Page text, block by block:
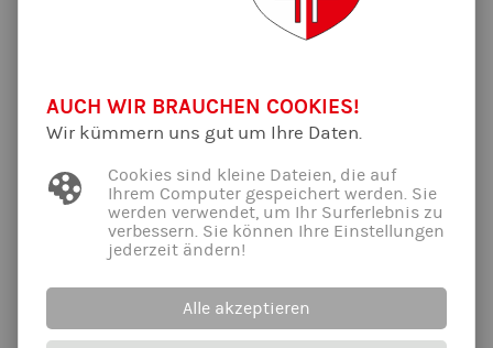
Fortgeschrittene
Paul-Gerhard-Schule
Die Fortgeschrittenen ab 18:30 Uhr sollten bitte möglichst
rechtzeitig da sein, damit schnell klar ist, ob Geräte abgebaut
werden sollen...
Wer Interesse hat mitzuspringen soll einfach mal mittwochs
Wir sind trotzdem weiterhin auf der Suche nach Trainern, die
Erfahrung im Trampolinspringen haben oder sich Einarbeiten
AUCH WIR BRAUCHEN COOKIES!
Wir kümmern uns gut um Ihre Daten.
Cookies sind kleine Dateien, die auf
Ihrem Computer gespeichert werden. Sie
werden verwendet, um Ihr Surferlebnis zu
verbessern. Sie können Ihre Einstellungen
jederzeit ändern!
Alle akzeptieren